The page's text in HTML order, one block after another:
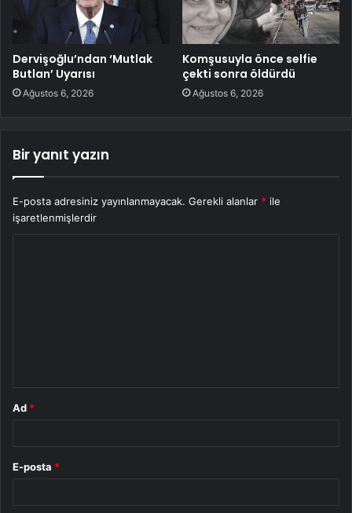
Dervişoğlu’ndan ‘Mutlak
Butlan’ Uyarısı
Ağustos 6, 2026
Komşusuyla önce selfie
çekti sonra öldürdü
Ağustos 6, 2026
Bir yanıt yazın
E-posta adresiniz yayınlanmayacak. Gerekli alanlar * ile
işaretlenmişlerdir
Ad *
E-posta *